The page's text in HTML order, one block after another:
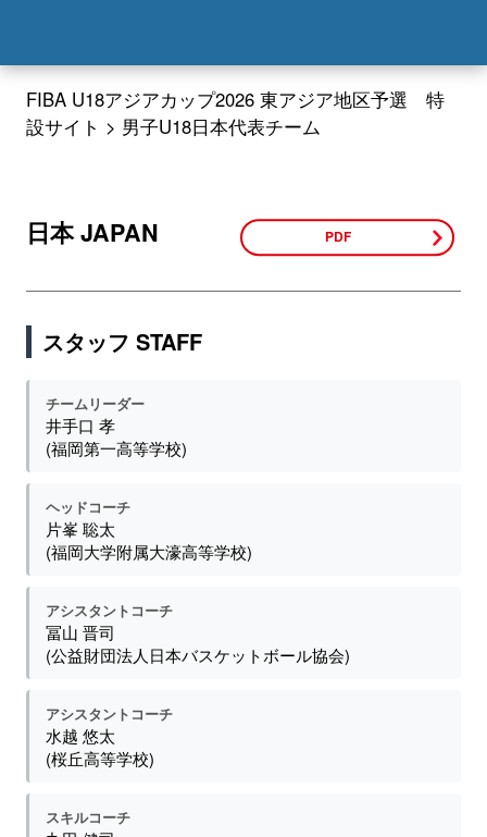
FIBA U18アジアカップ2026 東アジア地区予選 特
設サイト
男子U18日本代表チーム
日本 JAPAN PDF
スタッフ STAFF
チームリーダー
井手口 孝
(福岡第一高等学校)
ヘッドコーチ
片峯 聡太
(福岡大学附属大濠高等学校)
アシスタントコーチ
冨山 晋司
(公益財団法人日本バスケットボール協会)
アシスタントコーチ
水越 悠太
(桜丘高等学校)
スキルコーチ